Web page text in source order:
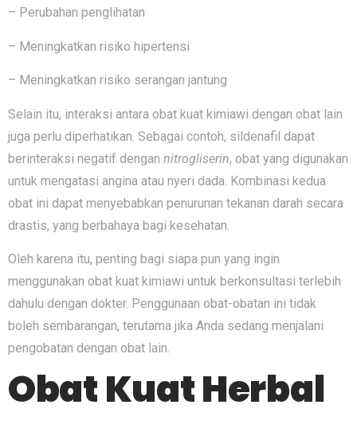
– Perubahan penglihatan
– Meningkatkan risiko hipertensi
– Meningkatkan risiko serangan jantung
Selain itu, interaksi antara obat kuat kimiawi dengan obat lain
juga perlu diperhatikan. Sebagai contoh, sildenafil dapat
berinteraksi negatif dengan nitrogliserin, obat yang digunakan
untuk mengatasi angina atau nyeri dada. Kombinasi kedua
obat ini dapat menyebabkan penurunan tekanan darah secara
drastis, yang berbahaya bagi kesehatan.
Oleh karena itu, penting bagi siapa pun yang ingin
menggunakan obat kuat kimiawi untuk berkonsultasi terlebih
dahulu dengan dokter. Penggunaan obat-obatan ini tidak
boleh sembarangan, terutama jika Anda sedang menjalani
pengobatan dengan obat lain.
Obat Kuat Herbal